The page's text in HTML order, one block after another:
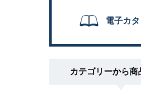
電子カ
カテゴリーから商